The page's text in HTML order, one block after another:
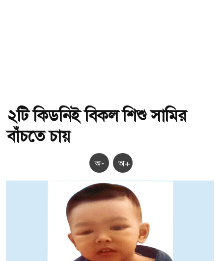
২টি কিডনিই বিকল শিশু সামির
বাঁচতে চায়
অ- অ+